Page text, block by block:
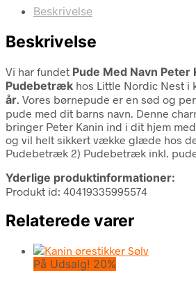
Beskrivelse
Beskrivelse
Vi har fundet Pude Med Navn Peter
Pudebetræk hos Little Nordic Nest i
år. Vores børnepude er en sød og
pude med dit barns navn. Denne
bringer Peter Kanin ind i dit hjem
og vil helt sikkert vække glæde hos de
Pudebetræk 2) Pudebetræk inkl.
Yderlige produktinformationer:
Produkt id: 40419335995574
Relaterede varer
På Udsalg! 20%